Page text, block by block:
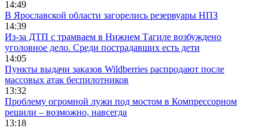
14:49
В Ярославской области загорелись резервуары НПЗ
14:39
Из-за ДТП с трамваем в Нижнем Тагиле возбуждено
уголовное дело. Среди пострадавших есть дети
14:05
Пункты выдачи заказов Wildberries распродают после
массовых атак беспилотников
13:32
Проблему огромной лужи под мостом в Компрессорном
решили – возможно, навсегда
13:18